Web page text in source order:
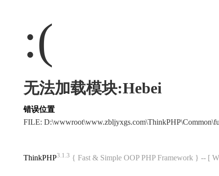
:(
无法加载模块:Hebei
错误位置
FILE:
ThinkPHP3.1.3 { Fast & Simple OOP PHP Framework } -- [